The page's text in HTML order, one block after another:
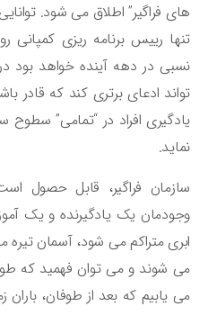
فراگیر” اطلاق می شود. توانایی
رییس برنامه ریزی کمپانی
در دهه آینده خواهد بود در
ادعای برتری کند که قادر باشد
افراد در “تمامی” سطوح
فراگیر، قابل حصول است
یک یادگیرنده و یک
متراکم می شود، آسمان تیره می
شوند و می توان فهمید که
یابیم که بعد از طوفان، باران